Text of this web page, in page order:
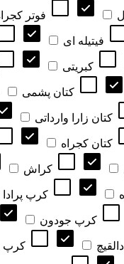
فوتر
فیتیله ای
کبریتی
کتان پشمی
کتان زارا وارداتی
کتان کجراه
کراش
کرپ پرادا
کرپ جودون
کرپ